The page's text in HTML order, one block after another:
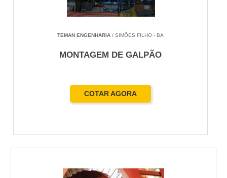
TEMAN ENGENHARIA / SIMÕES FILHO - BA
MONTAGEM DE GALPÃO
COTAR AGORA